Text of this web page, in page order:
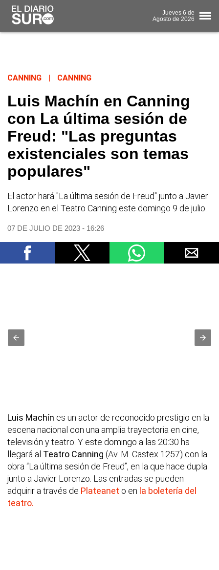
Jueves 6 de
Agosto de 2026
CANNING CANNING
Luis Machín en Canning
con La última sesión de
Freud: "Las preguntas
existenciales son temas
populares"
El actor hará "La última sesión de Freud" junto a Javier
Lorenzo en el Teatro Canning este domingo 9 de julio.
07 DE JULIO DE 2023 - 16:26
Luis Machín es un actor de reconocido prestigio en la
escena nacional con una amplia trayectoria en cine,
televisión y teatro. Y este domingo a las 20:30 hs
llegará al Teatro Canning (Av. M. Castex 1257) con la
obra “La última sesión de Freud”, en la que hace dupla
junto a Javier Lorenzo. Las entradas se pueden
adquirir a través de Plateanet o en la boletería del
teatro.